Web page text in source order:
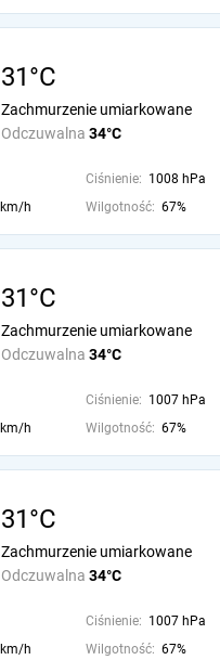
31°C
Odczuwalna 34°C
Zachmurzenie umiarkowane
Ciśnienie: 1008 hPa
h Wilgotność: 67%
31°C
Odczuwalna 34°C
Zachmurzenie umiarkowane
Ciśnienie: 1007 hPa
h Wilgotność: 67%
31°C
Odczuwalna 34°C
Zachmurzenie umiarkowane
Ciśnienie: 1007 hPa
h Wilgotność: 67%